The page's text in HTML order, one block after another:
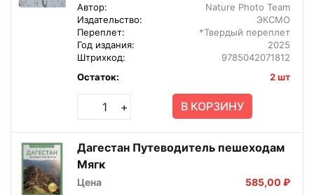
Автор:
Nature Photo Team
Издательство:
ЭКСМО
Переплет:
*Твердый переплет
Год издания:
2025
Штрихкод:
9785042071812
Остаток:
2 шт
+ В КОРЗИНУ
Дагестан Путеводитель пешеходам
Мягк
Цена 585,00 ₽